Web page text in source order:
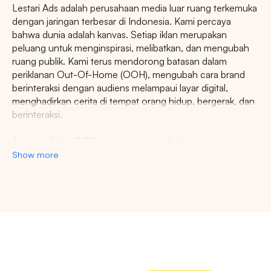
Lestari Ads adalah perusahaan media luar ruang terkemuka
dengan jaringan terbesar di Indonesia. Kami percaya
bahwa dunia adalah kanvas. Setiap iklan merupakan
peluang untuk menginspirasi, melibatkan, dan mengubah
ruang publik. Kami terus mendorong batasan dalam
periklanan Out-Of-Home (OOH), mengubah cara brand
berinteraksi dengan audiens melampaui layar digital,
menghadirkan cerita di tempat orang hidup, bergerak, dan
berinteraksi.
Show more